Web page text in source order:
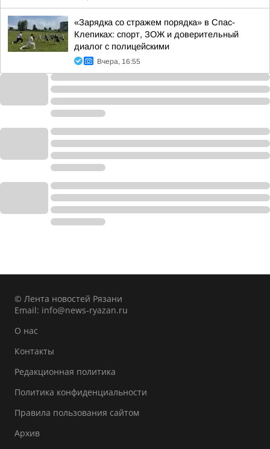
«Зарядка со стражем порядка» в Спас-
Клепиках: спорт, ЗОЖ и доверительный
диалог с полицейскими
Вчера, 16:55
© Лента новостей Рязани
Email: info@news-ryazan.ru
О нас
Контакты
Редакционная политика
Политика конфиденциальности
Правила пользования сайтом
Архив